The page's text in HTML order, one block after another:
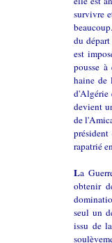
survivre
du
est
pousse
haine de
d'Algérie
devient
de
rapatrié
La
obtenir
seul un
issu de